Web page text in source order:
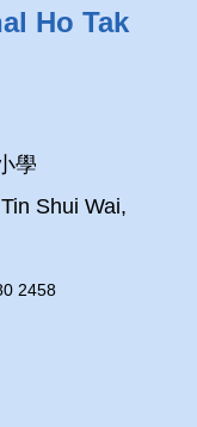
Ho Tak
學
Shui Wai,
2458